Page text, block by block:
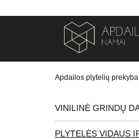
Apdailos plytelių prekyba
VINILINĖ GRINDŲ
PLYTELĖS VIDAUS